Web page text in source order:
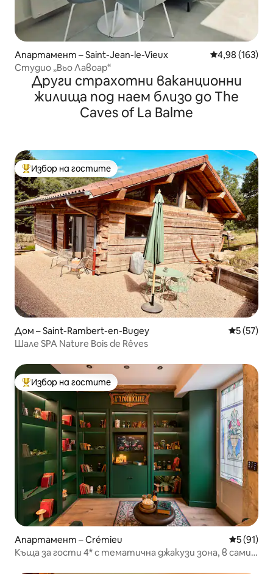
Апартамент – Saint-Jean-le-Vieux Средна
4,98 (163)
Студио „Вьо Лавоар“
Други страхотни ваканционни
жилища под наем близо до The
Caves of La Balme
Най-популярен избор на гостите
Избор на гостите
Дом – Saint-Rambert-en-Bugey Средна
5 (57)
Шале SPA Nature Bois de Rêves
Най-популярен избор на гостите
Избор на гостите
Апартамент – Crémieu Средна
5 (91)
Къща за гости 4* с тематична джакузи зона, в самия